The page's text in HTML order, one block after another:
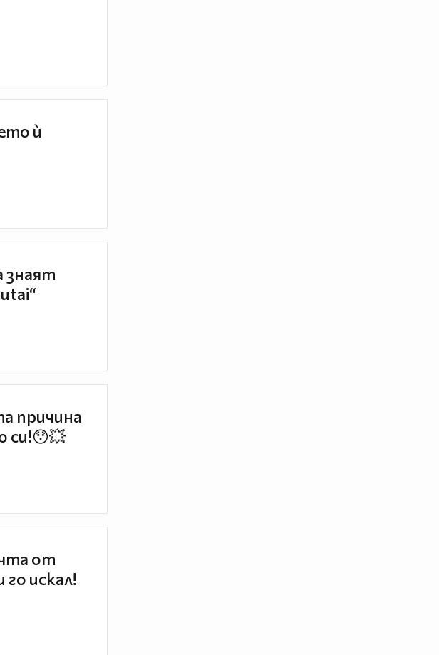
ѝ
знаят
причина
си!😯💥
от
искал!